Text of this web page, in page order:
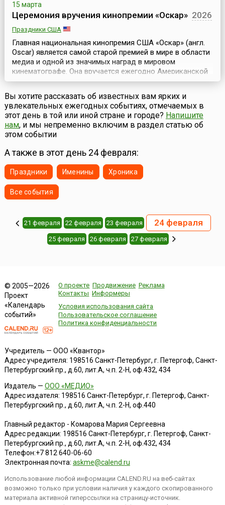
15 марта
Церемония вручения кинопремии «Оскар» 2026
Праздники США
Главная национальная кинопремия США «Оскар» (англ.
Oscar) является самой старой премией в мире в области
медиа и одной из значимых наград в мировом
кинематографе. Она вручается ежегодно Американской
академией киноискусства (Киноакадемией) на
торжественной церемонии, которая традиционно
проходит в февраля – марте в театре «Долби» (англ.
Dolby Theatre, ранее он носил название Kodak) в Лос-
Анджелесе ...
Вы хотите рассказать об известных вам ярких и
увлекательных ежегодных событиях, отмечаемых в
этот день в той или иной стране и городе? Напишите
нам, и мы непременно включим в раздел статью об
этом событии
А также в этот день 24 февраля:
Праздники Именины Хроника
Все события
21 февраля 22 февраля 23 февраля 24 февраля
25 февраля 26 февраля 27 февраля
© 2005—2026
Проект
«Календарь
событий»
О проекте Продвижение Реклама
Контакты Информеры
Условия использования сайта
Пользовательское соглашение
Политика конфиденциальности
Учредитель — ООО «Квантор»
Адрес учредителя: 198516 Санкт-Петербург, г. Петергоф, Санкт-
Петербургский пр., д.60, лит.А, ч.п. 2-Н, оф.432, 434
Издатель — ООО «МЕДИО»
Адрес издателя: 198516 Санкт-Петербург, г. Петергоф, Санкт-
Петербургский пр., д.60, лит.А, ч.п. 2-Н, оф.440
Главный редактор - Комарова Мария Сергеевна
Адрес редакции: 198516 Санкт-Петербург, г. Петергоф, Санкт-
Петербургский пр., д.60, лит.А, ч.п. 2-Н, оф.432, 434
Телефон:+7 812 640-06-60
Электронная почта: askme@calend.ru
Использование любой информации CALEND.RU на веб-сайтах
возможно только при условии наличия у каждого скопированного
материала активной гиперссылки на страницу-источник.